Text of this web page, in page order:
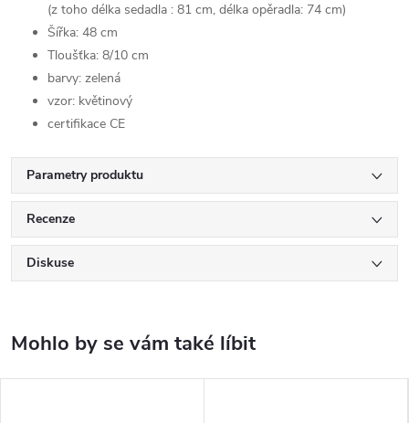
(z toho délka sedadla : 81 cm, délka opěradla: 74 cm)
Šířka: 48 cm
Tloušťka: 8/10 cm
barvy: zelená
vzor: květinový
certifikace CE
Parametry produktu
Recenze
Diskuse